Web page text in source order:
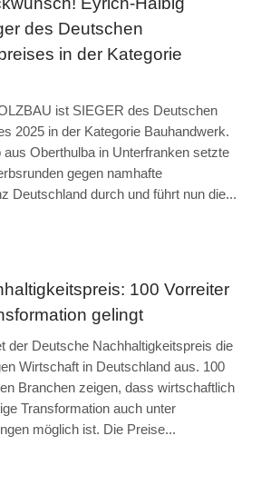
des Deutschen
in der Kategorie
ist SIEGER des Deutschen
2025 in der Kategorie Bauhandwerk.
Oberthulba in Unterfranken setzte
gegen namhafte
Deutschland durch und führt nun die...
100 Vorreiter
gelingt
der Deutsche Nachhaltigkeitspreis die
Wirtschaft in Deutschland aus. 100
Branchen zeigen, dass wirtschaftlich
Transformation auch unter
möglich ist. Die Preise...